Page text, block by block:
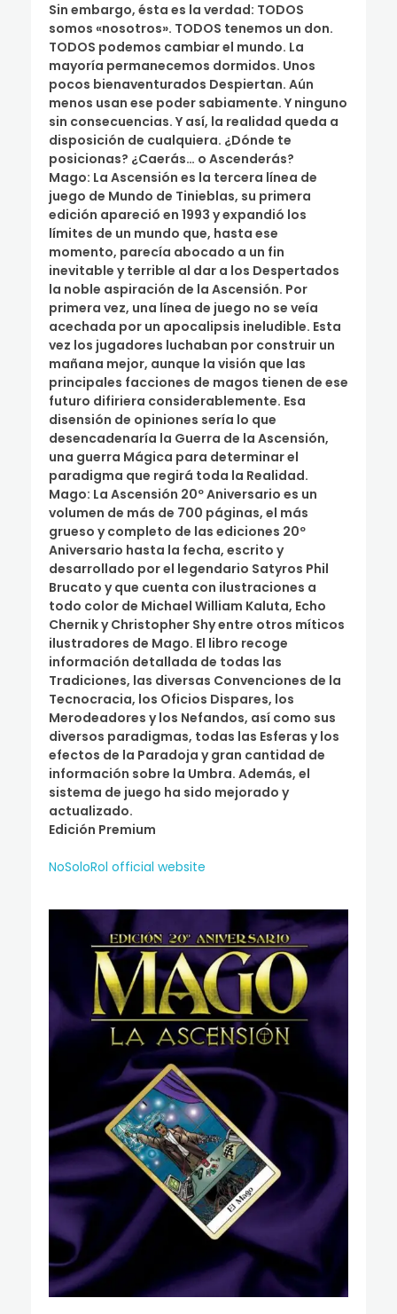
Sin embargo, ésta es la verdad: TODOS
somos «nosotros». TODOS tenemos un don.
TODOS podemos cambiar el mundo. La
mayoría permanecemos dormidos. Unos
pocos bienaventurados Despiertan. Aún
menos usan ese poder sabiamente. Y ninguno
sin consecuencias. Y así, la realidad queda a
disposición de cualquiera. ¿Dónde te
posicionas? ¿Caerás… o Ascenderás?
Mago: La Ascensión es la tercera línea de
juego de Mundo de Tinieblas, su primera
edición apareció en 1993 y expandió los
límites de un mundo que, hasta ese
momento, parecía abocado a un fin
inevitable y terrible al dar a los Despertados
la noble aspiración de la Ascensión. Por
primera vez, una línea de juego no se veía
acechada por un apocalipsis ineludible. Esta
vez los jugadores luchaban por construir un
mañana mejor, aunque la visión que las
principales facciones de magos tienen de ese
futuro difiriera considerablemente. Esa
disensión de opiniones sería lo que
desencadenaría la Guerra de la Ascensión,
una guerra Mágica para determinar el
paradigma que regirá toda la Realidad.
Mago: La Ascensión 20º Aniversario es un
volumen de más de 700 páginas, el más
grueso y completo de las ediciones 20º
Aniversario hasta la fecha, escrito y
desarrollado por el legendario Satyros Phil
Brucato y que cuenta con ilustraciones a
todo color de Michael William Kaluta, Echo
Chernik y Christopher Shy entre otros míticos
ilustradores de Mago. El libro recoge
información detallada de todas las
Tradiciones, las diversas Convenciones de la
Tecnocracia, los Oficios Dispares, los
Merodeadores y los Nefandos, así como sus
diversos paradigmas, todas las Esferas y los
efectos de la Paradoja y gran cantidad de
información sobre la Umbra. Además, el
sistema de juego ha sido mejorado y
actualizado.
Edición Premium
NoSoloRol official website